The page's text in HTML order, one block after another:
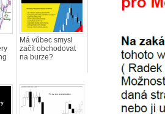
Má vůbec smysl
začít obchodovat
na burze?